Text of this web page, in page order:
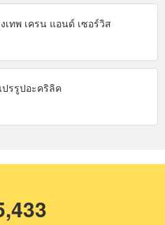
เทพ เครน แอนด์ เซอร์วิส
รรูปอะคริลิค